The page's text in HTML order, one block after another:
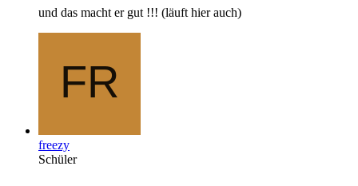
und das macht er gut !!! (läuft hier auch)
freezy
Schüler